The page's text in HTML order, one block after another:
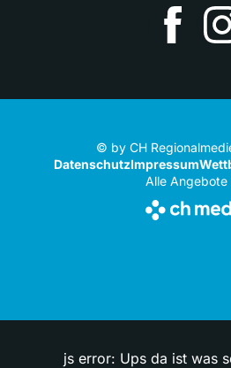
© by CH
DatenschutzImpressum
Alle Angebote
js error: Ups da ist was